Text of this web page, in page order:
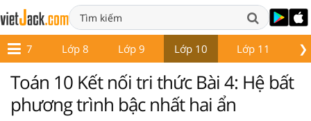
❯
Lớp 7 Lớp 8 Lớp 9 Lớp 10 Lớp 11
Toán 10 Kết nối tri thức Bài 4: Hệ bất
phương trình bậc nhất hai ẩn